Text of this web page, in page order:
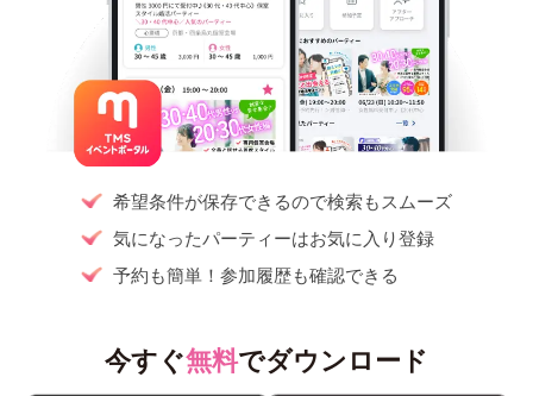
希望条件が保存できるので検索もスムーズ
気になったパーティーはお気に入り登録
予約も簡単！参加履歴も確認できる
今すぐ無料でダウンロード